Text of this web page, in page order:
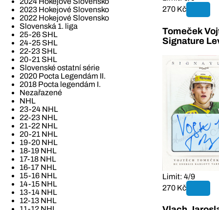
2023 Hokejové Slovensko
2022 Hokejové Slovensko
Slovenská 1. liga
25-26 SHL
24-25 SHL
22-23 SHL
20-21 SHL
Slovenské ostatní série
2020 Pocta Legendám II.
2018 Pocta legendám I.
Nezařazené
NHL
23-24 NHL
22-23 NHL
21-22 NHL
20-21 NHL
19-20 NHL
18-19 NHL
17-18 NHL
16-17 NHL
15-16 NHL
14-15 NHL
13-14 NHL
12-13 NHL
270 Kč
Tomeček
Signature
Limit: 4/9
270 Kč